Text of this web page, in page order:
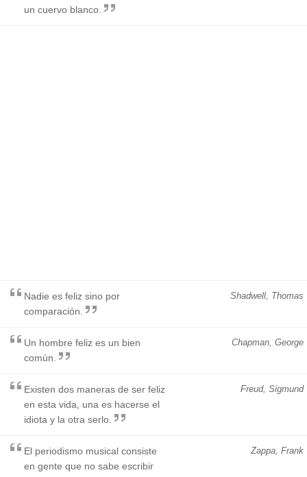
un cuervo blanco.
Shadwell, Thomas
Nadie es feliz sino por
comparación.
Chapman, George
Un hombre feliz es un bien
común.
Freud, Sigmund
Existen dos maneras de ser feliz
en esta vida, una es hacerse el
idiota y la otra serlo.
Zappa, Frank
El periodismo musical consiste
en gente que no sabe escribir